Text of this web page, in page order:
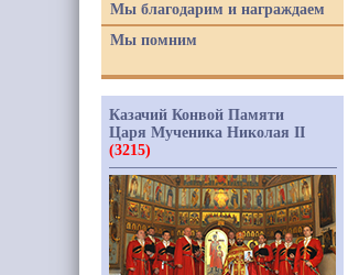
Мы благодарим и награждаем
Мы помним
Казачий Конвой Памяти
Царя Мученика Николая II
(3215)